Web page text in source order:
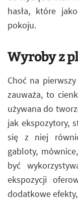
hasła, które
pokoju.
Wyroby z
Choć na
zauważa, to
używana do
jak ekspozytory,
się z niej
gabloty,
być
ekspozycji
dodatkowe